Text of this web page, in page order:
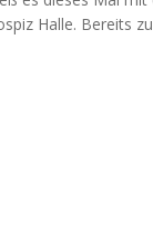
Halle. Bereits